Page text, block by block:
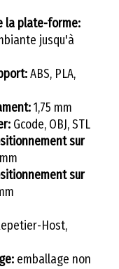
la plate-forme:
jusqu'à
ABS, PLA,
1,75 mm
Gcode, OBJ, STL
sur
sur
Host,
emballage non